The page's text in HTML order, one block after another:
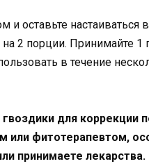
и оставьте настаиваться
на 2 порции. Принимайте
в течение
для коррекции
или фитотерапевтом,
принимаете лекарства.